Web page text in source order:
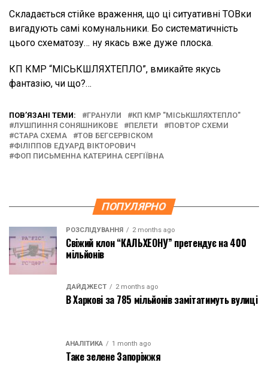
Складається стійке враження, що ці ситуативні ТОВки
вигадують самі комунальники. Бо систематичність
цього схематозу… ну якась вже дуже плоска.
КП КМР “МІСЬКШЛЯХТЕПЛО”, вмикайте якусь
фантазію, чи що?…
ПОВ’ЯЗАНІ ТЕМИ: ГРАНУЛИ
КП КМР "МІСЬКШЛЯХТЕПЛО"
ЛУШПИННЯ СОНЯШНИКОВЕ
ПЕЛЕТИ
ПОВТОР СХЕМИ
СТАРА СХЕМА
ТОВ БЕГСЕРВІСКОМ
ФІЛІППОВ ЕДУАРД ВІКТОРОВИЧ
ФОП ПИСЬМЕННА КАТЕРИНА СЕРГІЇВНА
ПОПУЛЯРНО
РОЗСЛІДУВАННЯ 2 months ago
Свіжий клон “КАЛЬХЕОНУ” претендує на 400
мільйонів
ДАЙДЖЕСТ 2 months ago
В Харкові за 785 мільйонів замітатимуть вулиці
АНАЛІТИКА 1 month ago
Таке зелене Запоріжжя